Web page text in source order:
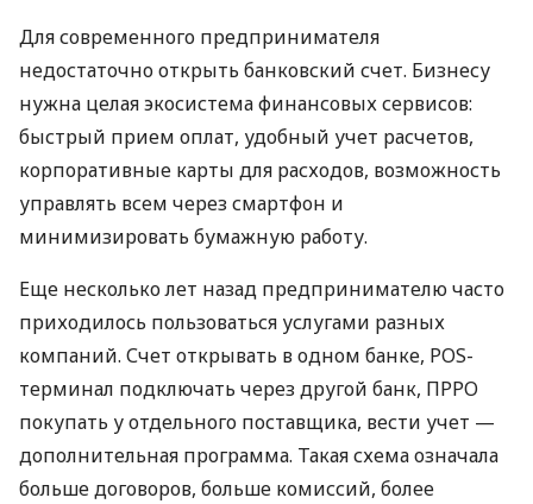
Для современного предпринимателя
недостаточно открыть банковский счет. Бизнесу
нужна целая экосистема финансовых сервисов:
быстрый прием оплат, удобный учет расчетов,
корпоративные карты для расходов, возможность
управлять всем через смартфон и
минимизировать бумажную работу.
Еще несколько лет назад предпринимателю часто
приходилось пользоваться услугами разных
компаний. Счет открывать в одном банке, POS-
терминал подключать через другой банк, ПРРО
покупать у отдельного поставщика, вести учет —
дополнительная программа. Такая схема означала
больше договоров, больше комиссий, более